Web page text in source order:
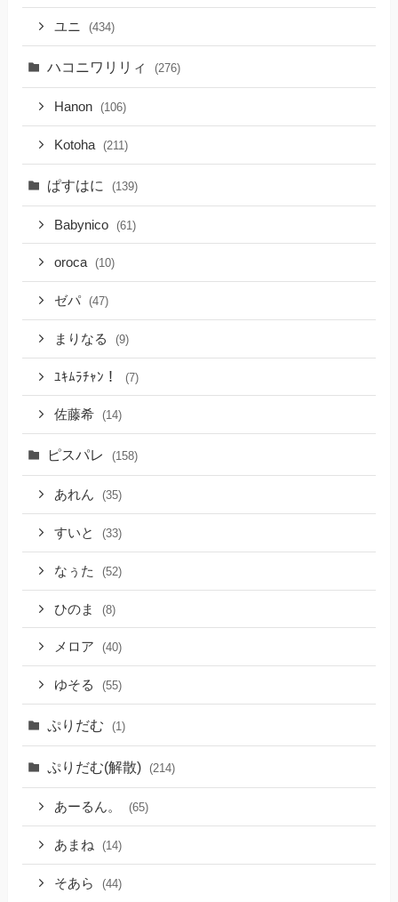
ユニ (434)
ハコニワリリィ (276)
Hanon (106)
Kotoha (211)
ぱすはに (139)
Babynico (61)
oroca (10)
ゼパ (47)
まりなる (9)
ﾕｷﾑﾗﾁｬﾝ！ (7)
佐藤希 (14)
ピスパレ (158)
あれん (35)
すいと (33)
なぅた (52)
ひのま (8)
メロア (40)
ゆそる (55)
ぷりだむ (1)
ぷりだむ(解散) (214)
あーるん。 (65)
あまね (14)
そあら (44)